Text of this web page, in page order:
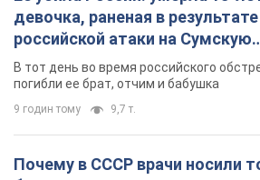
Супруга тяжелобольного Джо
назвала первый симптом,
сигнализировал о его